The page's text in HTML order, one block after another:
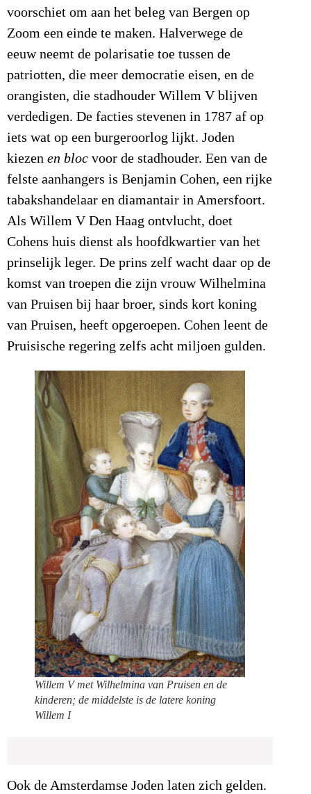
voorschiet om aan het beleg van Bergen op
Zoom een einde te maken. Halverwege de
eeuw neemt de polarisatie toe tussen de
patriotten, die meer democratie eisen, en de
orangisten, die stadhouder Willem V blijven
verdedigen. De facties stevenen in 1787 af op
iets wat op een burgeroorlog lijkt. Joden
kiezen en bloc voor de stadhouder. Een van de
felste aanhangers is Benjamin Cohen, een rijke
tabakshandelaar en diamantair in Amersfoort.
Als Willem V Den Haag ontvlucht, doet
Cohens huis dienst als hoofdkwartier van het
prinselijk leger. De prins zelf wacht daar op de
komst van troepen die zijn vrouw Wilhelmina
van Pruisen bij haar broer, sinds kort koning
van Pruisen, heeft opgeroepen. Cohen leent de
Pruisische regering zelfs acht miljoen gulden.
Willem V met Wilhelmina van Pruisen en de
kinderen; de middelste is de latere koning
Willem I
Ook de Amsterdamse Joden laten zich gelden.